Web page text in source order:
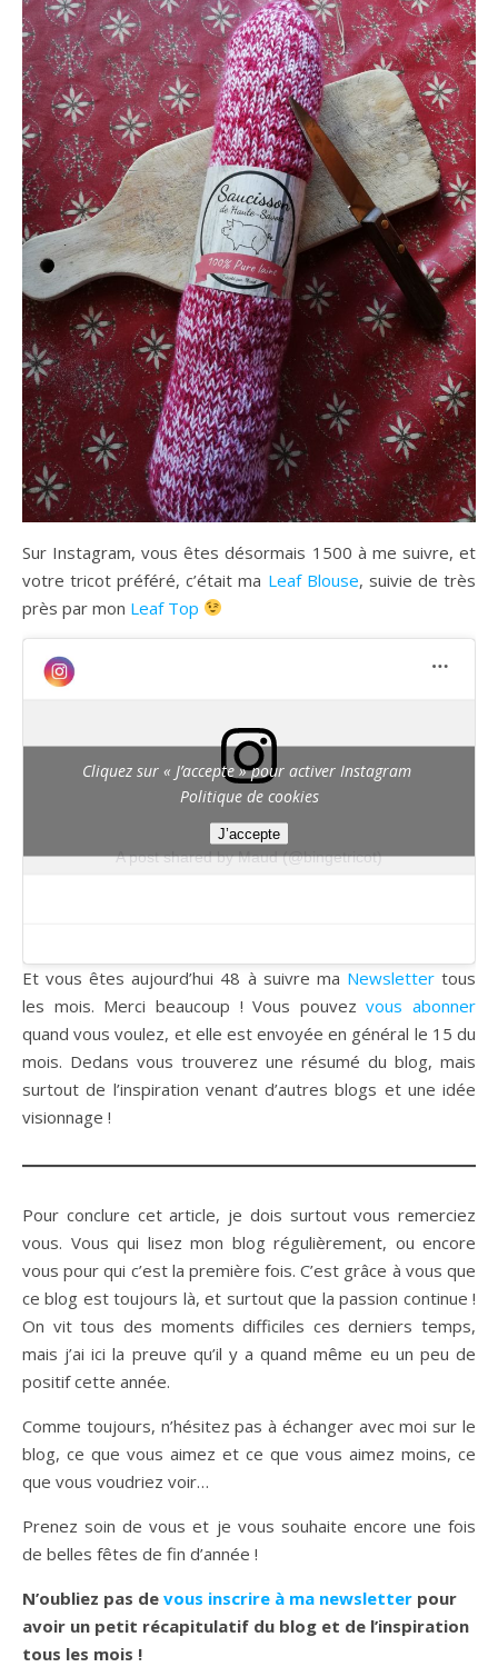
Sur Instagram, vous êtes désormais 1500 à me suivre, et
votre tricot préféré, c’était ma Leaf Blouse, suivie de très
près par mon Leaf Top
A post shared by Maud (@bingetricot)
Cliquez sur « J’accepte » pour activer Instagram
Politique de cookies
J’accepte
Et vous êtes aujourd’hui 48 à suivre ma Newslettertous
les mois. Merci beaucoup ! Vous pouvezvous abonner
quand vous voulez, et elle est envoyée en général le 15 du
mois. Dedans vous trouverez une résumé du blog, mais
surtout de l’inspiration venant d’autres blogs et une idée
visionnage !
Pour conclure cet article, je dois surtout vous remerciez
vous. Vous qui lisez mon blog régulièrement, ou encore
vous pour qui c’est la première fois. C’est grâce à vous que
ce blog est toujours là, et surtout que la passion continue !
On vit tous des moments difficiles ces derniers temps,
mais j’ai ici la preuve qu’il y a quand même eu un peu de
positif cette année.
Comme toujours, n’hésitez pas à échanger avec moi sur le
blog, ce que vous aimez et ce que vous aimez moins, ce
que vous voudriez voir…
Prenez soin de vous et je vous souhaite encore une fois
de belles fêtes de fin d’année !
N’oubliez pas de vous inscrire à ma newsletter pour
avoir un petit récapitulatif du blog et de l’inspiration
tous les mois !